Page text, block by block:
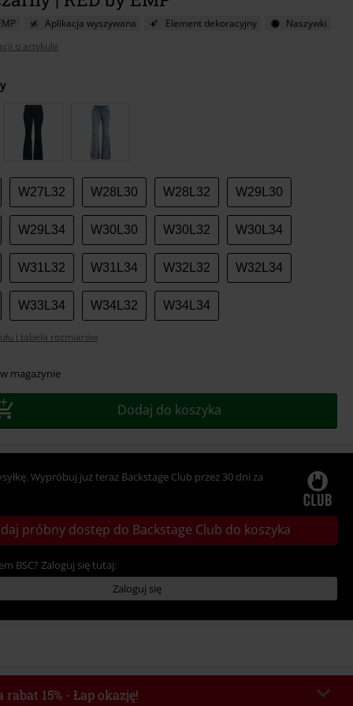
Aplikacja wyszywana Element dekoracyjny
Naszywki
o artykule
W27L32 W28L30 W28L32 W29L30
W29L34 W30L30 W30L32 W30L34
W31L32 W31L34 W32L32 W32L34
W33L34 W34L32 W34L34
i tabela rozmiarów
magazynie
Dodaj do koszyka
Wypróbuj już teraz Backstage Club przez 30 dni za
próbny dostęp do Backstage Club do koszyka
BSC? Zaloguj się tutaj:
Zaloguj się
rabat 15% - Łap okazję!